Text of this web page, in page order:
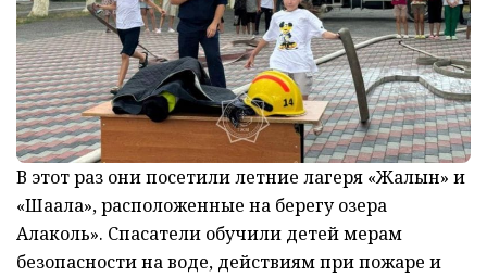
В этот раз они посетили летние лагеря «Жалын» и
«Шағала», расположенные на берегу озера
Алаколь». Спасатели обучили детей мерам
безопасности на воде, действиям при пожаре и